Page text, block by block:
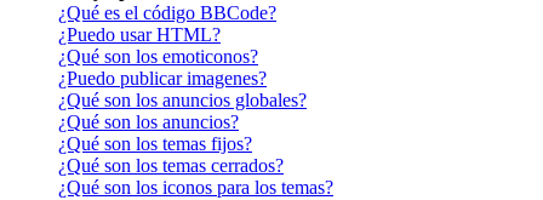
¿Qué es el código BBCode?
¿Puedo usar HTML?
¿Qué son los emoticonos?
¿Puedo publicar imagenes?
¿Qué son los anuncios globales?
¿Qué son los anuncios?
¿Qué son los temas fijos?
¿Qué son los temas cerrados?
¿Qué son los iconos para los temas?